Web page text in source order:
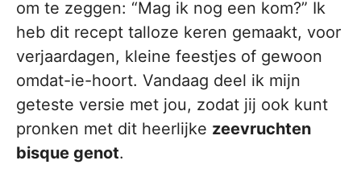
om te zeggen: “Mag ik nog een kom?” Ik
heb dit recept talloze keren gemaakt, voor
verjaardagen, kleine feestjes of gewoon
omdat-ie-hoort. Vandaag deel ik mijn
geteste versie met jou, zodat jij ook kunt
pronken met dit heerlijke zeevruchten
bisque genot.